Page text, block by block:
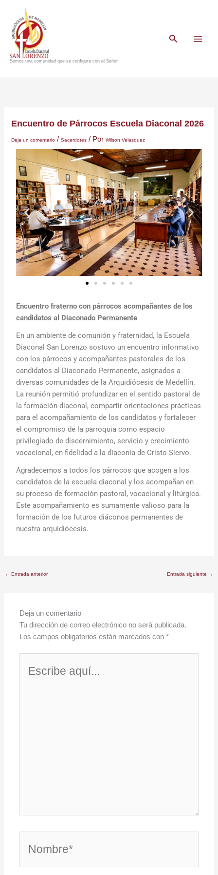
contenido
Somos una comunidad que se configura con el Señor
Buscar
Encuentro de Párrocos Escuela Diaconal 2026
Deja un comentario /Sacerdotes / PorWilson Velasquez
Encuentro fraterno con párrocos acompañantes de los
candidatos al Diaconado Permanente
En un ambiente de comunión y fraternidad, la Escuela
Diaconal San Lorenzo sostuvo un encuentro informativo
con los párrocos y acompañantes pastorales de los
candidatos al Diaconado Permanente, asignados a
diversas comunidades de la Arquidiócesis de Medellín.
La reunión permitió profundizar en el sentido pastoral de
la formación diaconal, compartir orientaciones prácticas
para el acompañamiento de los candidatos y fortalecer
el compromiso de la parroquia como espacio
privilegiado de discernimiento, servicio y crecimiento
vocacional, en fidelidad a la diaconía de Cristo Siervo.
Agradecemos a todos los párrocos que acogen a los
candidatos de la escuela diaconaly los acompañan en
su proceso de formación pastoral, vocacional y litúrgica.
Este acompañamiento es sumamente valioso para la
formación de los futuros diáconos permanentes de
nuestra arquidiócesis.
← Entrada anterior Entrada siguiente →
Deja un comentario
Tu dirección de correo electrónico no será publicada.
Los campos obligatorios están marcados con*
aquí...